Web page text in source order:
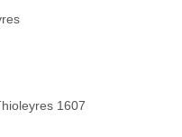
1607